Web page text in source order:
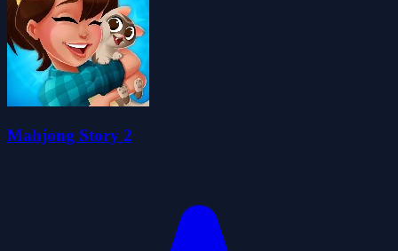
Mahjong Story 2